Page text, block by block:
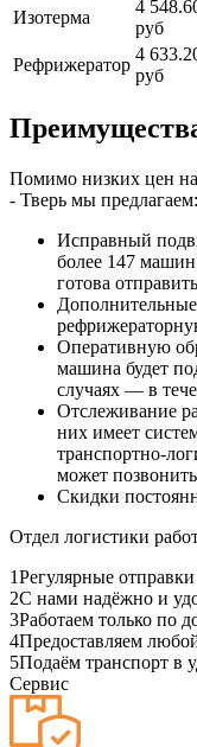
Изотерма
4
руб
Рефрижератор
4
руб
Помимо низких цен
- Тверь мы предлагаем:
Исправный
более 147
готова
Оперативную
машина будет
случаях — в
Отслеживание
них имеет
транспортно-
может
Скидки
Отдел логистики
1Регулярные
2С нами надёжно и
3Работаем только по
4Предоставляем
5Подаём транспорт в
Сервис